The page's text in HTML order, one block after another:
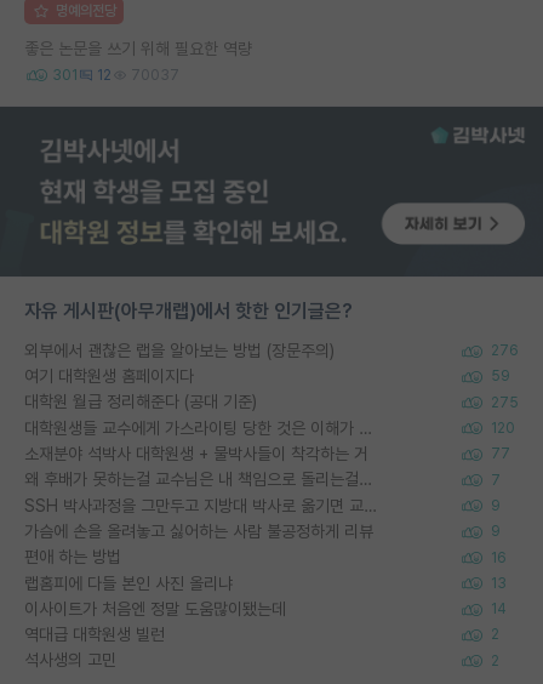
명예의전당
좋은 논문을 쓰기 위해 필요한 역량
301 12 70037
자유 게시판(아무개랩)에서 핫한 인기글은?
외부에서 괜찮은 랩을 알아보는 방법 (장문주의) 276
여기 대학원생 홈페이지다 59
대학원 월급 정리해준다 (공대 기준) 275
대학원생들 교수에게 가스라이팅 당한 것은 이해가 갑니다. 안타깝네요. 120
소재분야 석박사 대학원생 + 물박사들이 착각하는 거 77
왜 후배가 못하는걸 교수님은 내 책임으로 돌리는걸까요? 7
SSH 박사과정을 그만두고 지방대 박사로 옮기면 교수의 꿈은 끝일까요? 9
가슴에 손을 올려놓고 싫어하는 사람 불공정하게 리뷰 9
편애 하는 방법 16
랩홈피에 다들 본인 사진 올리냐 13
이사이트가 처음엔 정말 도움많이됐는데 14
역대급 대학원생 빌런 2
석사생의 고민 2